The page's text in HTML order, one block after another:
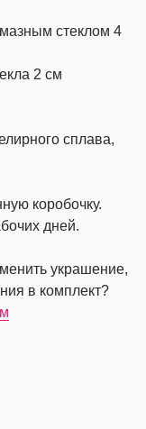
стеклом 4
2 см
сплава,
коробочку.
дней.
украшение,
в комплект?